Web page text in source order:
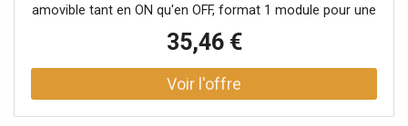
amovible tant en ON qu'en OFF, format 1 module pour une
installation ordonnée sur série MatixGO. Serrure à clé 1P :
sélection/commutation du circuit avec accès contrôlé
10AX 250 Va.c. : adapté également aux charges
d'éclairage avec appel Clé amovible en ON et en OFF :
35,46 €